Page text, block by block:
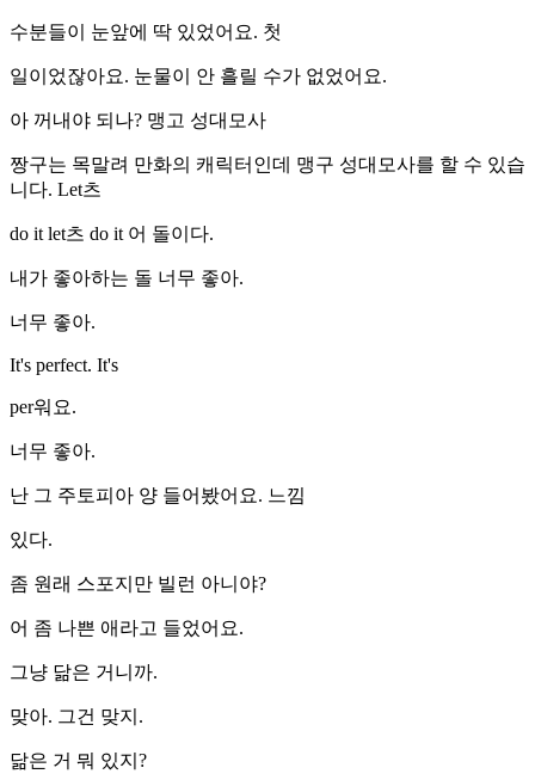
수분들이 눈앞에 딱 있었어요. 첫
일이었잖아요. 눈물이 안 흘릴 수가 없었어요.
아 꺼내야 되나? 맹고 성대모사
짱구는 목말려 만화의 캐릭터인데 맹구 성대모사를 할 수 있습
니다. Let츠
do it let츠 do it 어 돌이다.
내가 좋아하는 돌 너무 좋아.
너무 좋아.
It's perfect. It's
per워요.
너무 좋아.
난 그 주토피아 양 들어봤어요. 느낌
있다.
좀 원래 스포지만 빌런 아니야?
어 좀 나쁜 애라고 들었어요.
그냥 닮은 거니까.
맞아. 그건 맞지.
닮은 거 뭐 있지?